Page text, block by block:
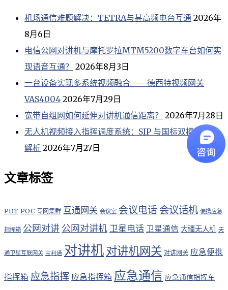
机场通信难题解决：TETRA与甚高频电台互通 2026年
8月6日
电信公网对讲机与摩托罗拉MTM5200数字车台如何实
现语音互通？ 2026年8月3日
一台设备实现多系统视频融合——德西特视频网关
VAS4004 2026年7月29日
宽带自组网如何延伸对讲机通信距离？ 2026年7月28日
无人机视频接入指挥调度系统：SIP 与国标双模式方案
解析 2026年7月27日
文章标签
PDT POC 专网集群 互通网关 会议室 会议电话 会议话机 便携应急
指挥箱 公网对讲 公网对讲机 卫星电话 卫星通信 大疆无人机 天
通卫星互联网关 宝利通 对讲机对讲机网关 对讲网关 应急便携
指挥箱 应急指挥 应急指挥箱 应急通信 应急通信指挥车